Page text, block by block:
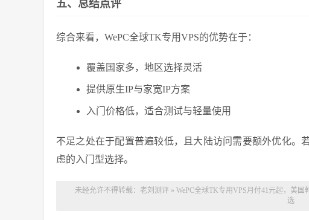
五、总结点评
综合来看，WePC全球TK专用VPS的优势在于：
覆盖国家多，地区选择灵活
提供原生IP与家宽IP方案
入门价格低，适合测试与轻量使用
不足之处在于配置普遍较低，且大陆访问需要额外优化。
虑的入门型选择。
未经允许不得转载： 老刘测评 » WePC全球TK专用VPS月付41元起，美
选